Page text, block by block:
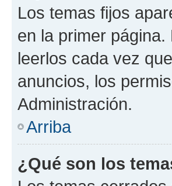
Los temas fijos
en la primer
leerlos cada vez
anuncios, los
Administración.
Arriba
¿Qué son los